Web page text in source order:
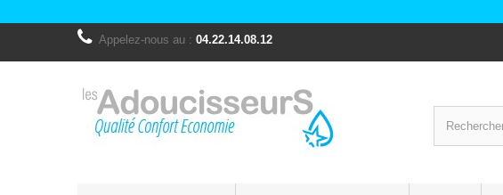
Appelez-nous au : 04.22.14.08.12